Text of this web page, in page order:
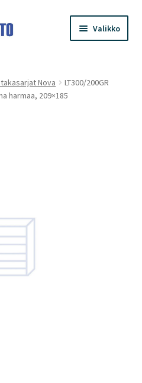
Valikko
Nova
LT300/200GR
harmaa, 209×185